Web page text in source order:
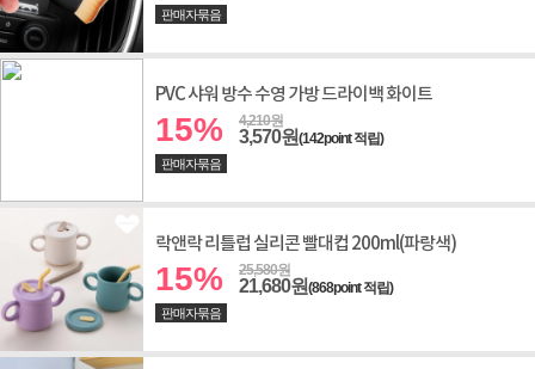
판매자묶음
PVC 샤워 방수 수영 가방 드라이백 화이트
15% 4,210원
3,570원(142point 적립)
판매자묶음
락앤락 리틀럽 실리콘 빨대컵 200ml(파랑색)
15% 25,580원
21,680원(868point 적립)
판매자묶음